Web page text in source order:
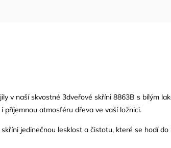
v naší skvostné 3dveřové skříni 8863B s bílým
příjemnou atmosféru dřeva ve vaší ložnici.
jedinečnou lesklost a čistotu, které se hodí